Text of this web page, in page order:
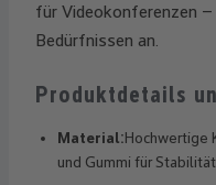
für Videokonferenzen
Bedürfnissen an.
Produktdetails
Material:Hochwertige
und Gummi für